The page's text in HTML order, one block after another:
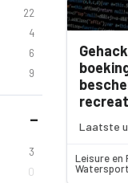
22
4
6
9
3
0
Laatste
Leisure en
Watersport